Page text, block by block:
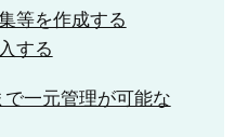
等を作成する
する
一元管理が可能な